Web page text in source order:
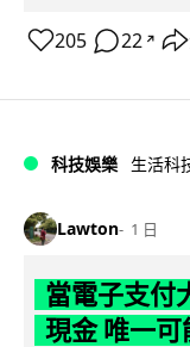
205 22 ↗
科技娛樂 生活科
Lawton 1 日
當電子支付
現金 唯一